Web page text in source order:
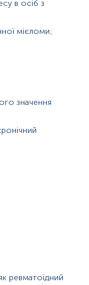
Вегнера та
кишкового
фільтр та
в осіб з
мієломи;
значення
ревматоїдний